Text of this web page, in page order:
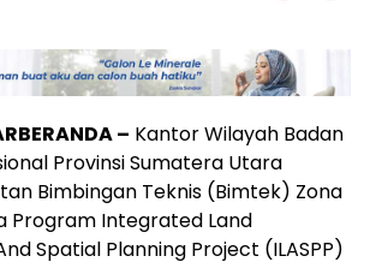
– Kantor Wilayah Badan
Provinsi Sumatera Utara
Bimbingan Teknis (Bimtek) Zona
Program Integrated Land
Spatial Planning Project (ILASPP)